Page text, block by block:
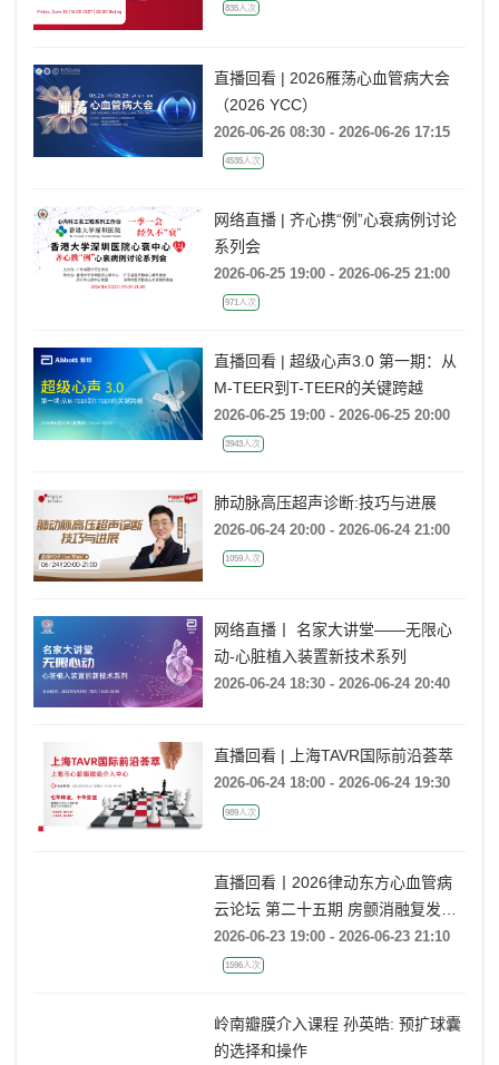
835人次
直播回看 | 2026雁荡心血管病大会
（2026 YCC）
2026-06-26 08:30 - 2026-06-26 17:15
4535人次
网络直播 | 齐心携“例”心衰病例讨论
系列会
2026-06-25 19:00 - 2026-06-25 21:00
971人次
直播回看 | 超级心声3.0 第一期：从
M-TEER到T-TEER的关键跨越
2026-06-25 19:00 - 2026-06-25 20:00
3943人次
肺动脉高压超声诊断:技巧与进展
2026-06-24 20:00 - 2026-06-24 21:00
1059人次
网络直播丨 名家大讲堂——无限心
动-心脏植入装置新技术系列
2026-06-24 18:30 - 2026-06-24 20:40
直播回看 | 上海TAVR国际前沿荟萃
2026-06-24 18:00 - 2026-06-24 19:30
989人次
直播回看丨2026律动东方心血管病
云论坛 第二十五期 房颤消融复发后
的处理策略
2026-06-23 19:00 - 2026-06-23 21:10
1596人次
岭南瓣膜介入课程 孙英皓: 预扩球囊
的选择和操作